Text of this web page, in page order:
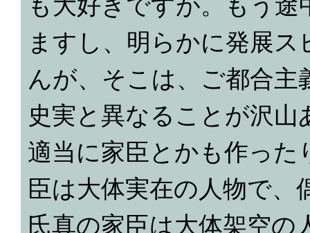
も大好きですが。もう
ますし、明らかに発展
んが、そこは、ご都合
史実と異なることが沢
適当に家臣とかも作った
臣は大体実在の人物で
氏真の家臣は大体架空の